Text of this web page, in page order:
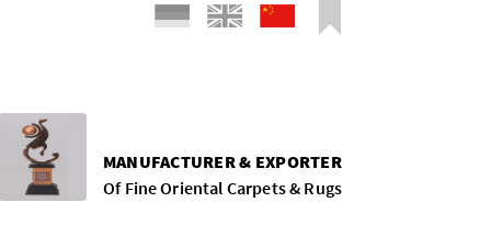
MANUFACTURER & EXPORTER
Of Fine Oriental Carpets & Rugs